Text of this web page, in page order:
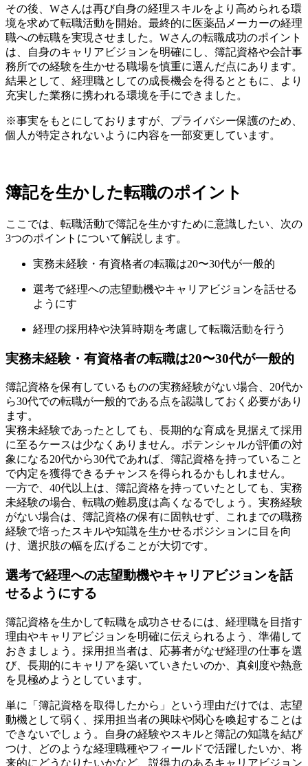
その後、Wさんは再び自身の経理スキルをより高められる環
境を求めて転職活動を開始。最終的に医薬品メーカーの経理
職への転職を実現させました。Wさんの転職成功のポイント
は、自身のキャリアビジョンを明確にし、簿記資格や会計事
務所での経験を生かせる職場を慎重に選んだ点にあります。
結果として、経理職としての成長機会を得るとともに、より
充実した業務に携われる環境を手にできました。
※事実をもとにしておりますが、プライバシー保護のため、
個人が特定されないように内容を一部変更しています。
簿記を生かした転職のポイント
ここでは、転職活動で簿記を生かすために意識したい、次の
3つのポイントについて解説します。
実務未経験・有資格者の転職は20〜30代が一般的
選考で経理への志望動機やキャリアビジョンを話せる
ようにす
経理の採用枠や決算時期を考慮して転職活動を行う
実務未経験・有資格者の転職は20〜30代が一般的
簿記資格を保有しているものの実務経験がない場合、20代か
ら30代での転職が一般的である点を認識しておく必要があり
ます。
実務未経験であったとしても、長期的な育成を見据えて採用
に至るケースは少なくありません。ポテンシャルが評価の対
象になる20代から30代であれば、簿記資格を持っていること
で内定を獲得できるチャンスを得られるかもしれません。
一方で、40代以上は、簿記資格を持っていたとしても、実務
未経験の場合、転職の難易度は高くなるでしょう。実務経験
がない場合は、簿記資格の保有に固執せず、これまでの職務
経験で培ったスキルや知識を生かせるポジションに目を向
け、選択肢の幅を広げることが大切です。
選考で経理への志望動機やキャリアビジョンを話
せるようにする
簿記資格を生かして転職を成功させるには、経理職を目指す
理由やキャリアビジョンを明確に伝えられるよう、準備して
おきましょう。採用担当者は、応募者がなぜ経理の仕事を選
び、長期的にキャリアを築いていきたいのか、真剣度や熱意
を見極めようとしています。
単に「簿記資格を取得したから」という理由だけでは、志望
動機として弱く、採用担当者の興味や関心を喚起することは
できないでしょう。自身の経験やスキルと簿記の知識を結び
つけ、どのような経理職種やフィールドで活躍したいか、将
来的にどうなりたいかなど、説得力のあるキャリアビジョン